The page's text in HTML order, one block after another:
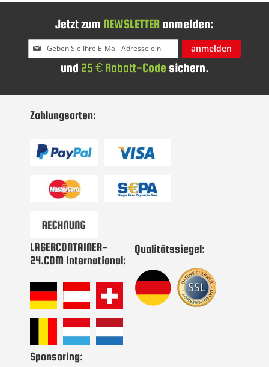
Jetzt zum NEWSLETTER anmelden:
Melden
Sie
an:
anmelden
und 25 € Rabatt-Code sichern.
Zahlungsarten:
LAGERCONTAINER-
24.COM International:
Qualitätssiegel:
Sponsoring: